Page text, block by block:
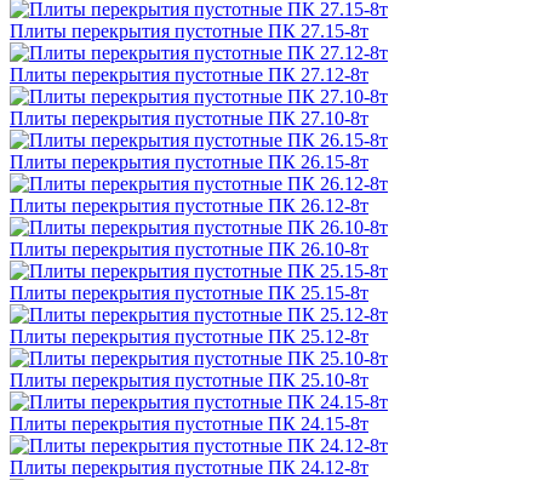
Плиты перекрытия пустотные ПК 27.15-8т
Плиты перекрытия пустотные ПК 27.12-8т
Плиты перекрытия пустотные ПК 27.10-8т
Плиты перекрытия пустотные ПК 26.15-8т
Плиты перекрытия пустотные ПК 26.12-8т
Плиты перекрытия пустотные ПК 26.10-8т
Плиты перекрытия пустотные ПК 25.15-8т
Плиты перекрытия пустотные ПК 25.12-8т
Плиты перекрытия пустотные ПК 25.10-8т
Плиты перекрытия пустотные ПК 24.15-8т
Плиты перекрытия пустотные ПК 24.12-8т